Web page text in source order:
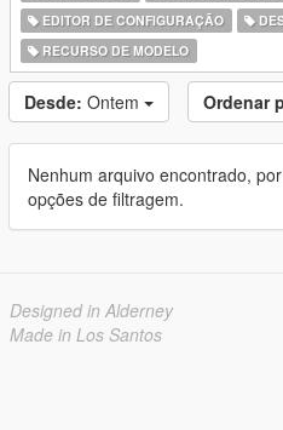
EDITOR DE CONFIGURAÇÃO
RECURSO DE MODELO
Desde: Ontem Ordenar
Nenhum arquivo encontrado,
opções de filtragem.
Designed in Alderney
Made in Los Santos